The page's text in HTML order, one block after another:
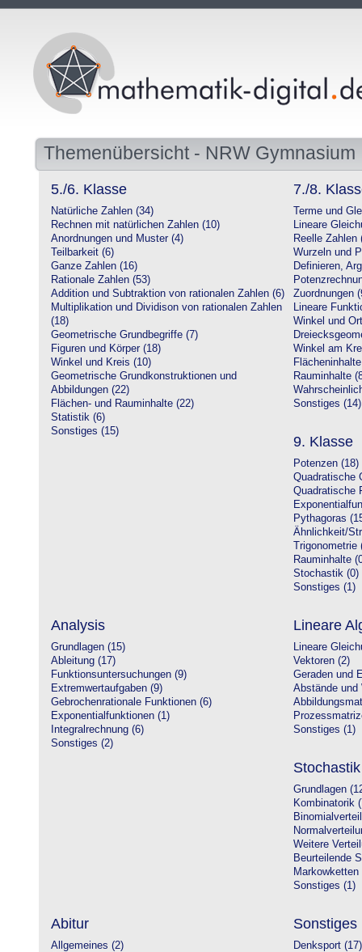
Themenübersicht - NRW Gymnasium
5./6. Klasse
Natürliche Zahlen (34)
Rechnen mit natürlichen Zahlen (10)
Anordnungen und Muster (4)
Teilbarkeit (6)
Ganze Zahlen (16)
Rationale Zahlen (53)
Addition und Subtraktion von rationalen Zahlen (6)
Multiplikation und Dividison von rationalen Zahlen
(18)
Geometrische Grundbegriffe (7)
Figuren und Körper (18)
Winkel und Kreis (10)
Geometrische Grundkonstruktionen und
Abbildungen (22)
Flächen- und Rauminhalte (22)
Statistik (6)
Sonstiges (15)
7./8.
Terme und
Lineare
Reelle Zahlen
Wurzeln und
Definieren,
Zuordnungen
Lineare
Winkel und
Winkel am
Rauminhalte
Sonstiges (14)
9. Klasse
Potenzen (18)
Quadratische
Quadratische
Pythagoras
Ähnlichkeit/
Trigonometrie
Rauminhalte
Stochastik (0)
Sonstiges (1)
Analysis
Grundlagen (15)
Ableitung (17)
Funktionsuntersuchungen (9)
Extremwertaufgaben (9)
Gebrochenrationale Funktionen (6)
Exponentialfunktionen (1)
Integralrechnung (6)
Sonstiges (2)
Lineare
Lineare
Vektoren (2)
Geraden und
Abstände und
Sonstiges (1)
Stochastik
Grundlagen
Kombinatorik
Weitere
Beurteilende
Markowketten
Sonstiges (1)
Abitur
Allgemeines (2)
Sonstiges
Denksport (17)